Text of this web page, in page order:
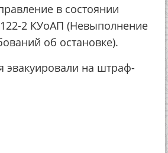
в состоянии
2 КУоАП (Невыполнение
об остановке).
эвакуировали на штраф-